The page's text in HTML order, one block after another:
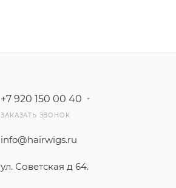
+7 920 150 00 40
ЗАКАЗАТЬ ЗВОНОК
info@hairwigs.ru
ул. Советская д 64.